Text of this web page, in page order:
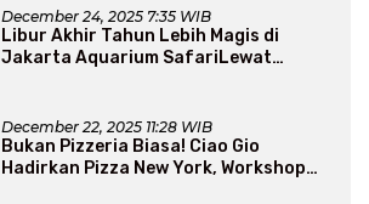
December 24, 2025 7:35 WIB
Libur Akhir Tahun Lebih Magis di
Jakarta Aquarium SafariLewat
December 22, 2025 11:28 WIB
Bukan Pizzeria Biasa! Ciao Gio
Hadirkan Pizza New York, Workshop